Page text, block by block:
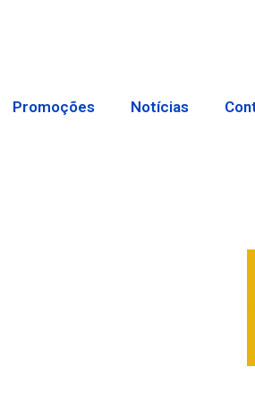
Promoções Notícias